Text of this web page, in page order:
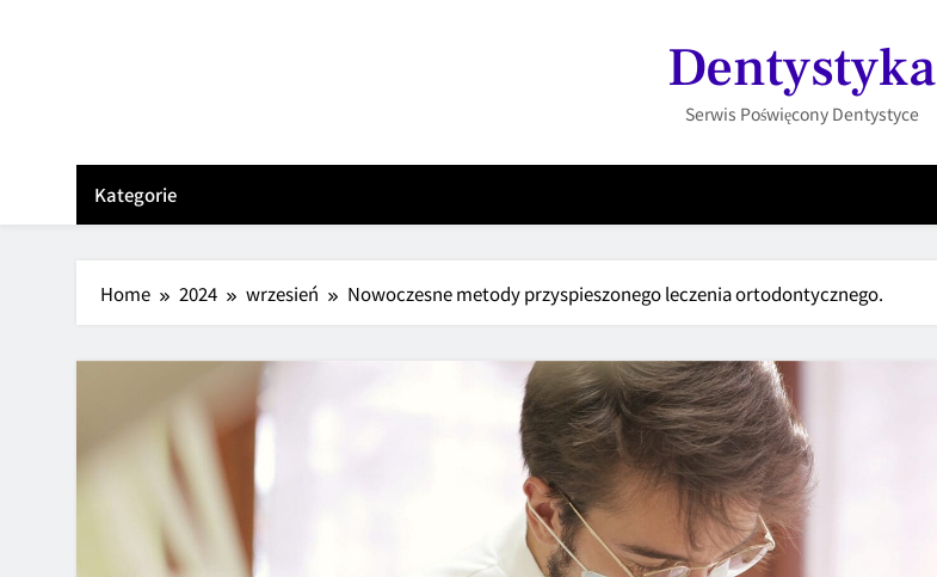
Dentystyka
Serwis Poświęcony Dentystyce
Kategorie
Home 2024 wrzesień Nowoczesne metody przyspieszonego leczenia ortodontycznego.